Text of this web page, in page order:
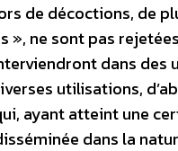
de décoctions, de
ne sont pas
dans des
utilisations,
ayant atteint une
dans la